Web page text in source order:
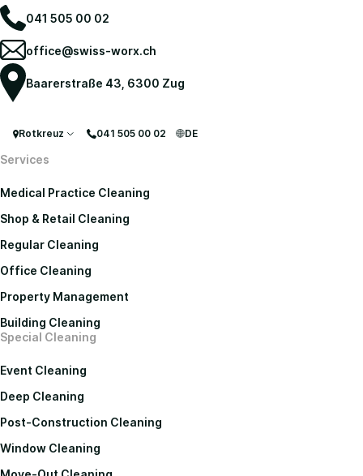
041 505 00 02
office@swiss-worx.ch
Baarerstraße 43, 6300 Zug
Rotkreuz 041 505 00 02 DE
Services
Medical Practice Cleaning
Shop & Retail Cleaning
Regular Cleaning
Office Cleaning
Property Management
Building Cleaning
Special Cleaning
Event Cleaning
Deep Cleaning
Post-Construction Cleaning
Window Cleaning